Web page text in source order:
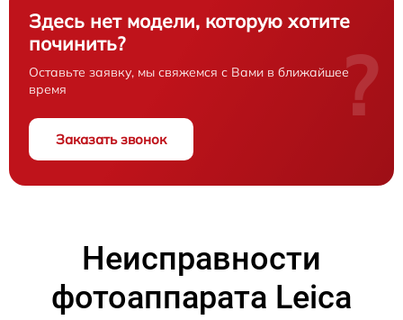
Здесь нет модели, которую хотите
починить?
Оставьте заявку, мы свяжемся с Вами в ближайшее
время
Заказать звонок
?
Неисправности
фотоаппарата Leica